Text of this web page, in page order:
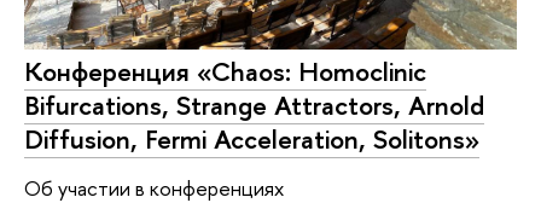
Конференция «Chaos: Homoclinic
Bifurcations, Strange Attractors, Arnold
Diffusion, Fermi Acceleration, Solitons»
Об участии в конференциях